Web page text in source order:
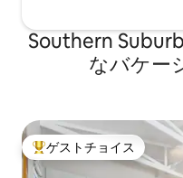
Southern
なバケー
大好評のゲストチョイス
ゲストチョイス